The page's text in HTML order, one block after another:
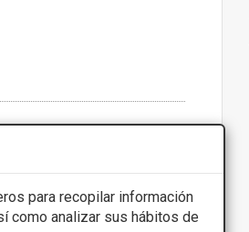
para recopilar información
como analizar sus hábitos de